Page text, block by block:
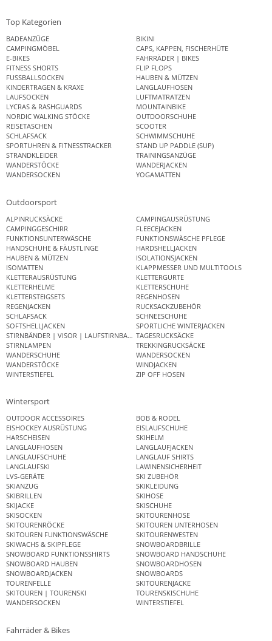
Top Kategorien
BADEANZÜGE
BIKINI
CAMPINGMÖBEL
CAPS, KAPPEN, FISCHERHÜTE
E-BIKES
FAHRRÄDER | BIKES
FITNESS SHORTS
FLIP FLOPS
FUSSBALLSOCKEN
HAUBEN & MÜTZEN
KINDERTRAGEN & KRAXE
LANGLAUFHOSEN
LAUFSOCKEN
LUFTMATRATZEN
LYCRAS & RASHGUARDS
MOUNTAINBIKE
NORDIC WALKING STÖCKE
OUTDOORSCHUHE
REISETASCHEN
SCOOTER
SCHLAFSACK
SCHWIMMSCHUHE
SPORTUHREN & FITNESSTRACKER
STAND UP PADDLE (SUP)
STRANDKLEIDER
TRAININGSANZÜGE
WANDERSTÖCKE
WANDERJACKEN
WANDERSOCKEN
YOGAMATTEN
Outdoorsport
ALPINRUCKSÄCKE
CAMPINGAUSRÜSTUNG
CAMPINGGESCHIRR
FLEECEJACKEN
FUNKTIONSUNTERWÄSCHE
FUNKTIONSWÄSCHE PFLEGE
HANDSCHUHE & FÄUSTLINGE
HARDSHELLJACKEN
HAUBEN & MÜTZEN
ISOLATIONSJACKEN
ISOMATTEN
KLAPPMESSER UND MULTITOOLS
KLETTERAUSRÜSTUNG
KLETTERGURTE
KLETTERHELME
KLETTERSCHUHE
KLETTERSTEIGSETS
REGENHOSEN
REGENJACKEN
RUCKSACKZUBEHÖR
SCHLAFSACK
SCHNEESCHUHE
SOFTSHELLJACKEN
SPORTLICHE WINTERJACKEN
STIRNBÄNDER | VISOR | LAUFSTIRNBANDTAGESRUCKSÄCKE
STIRNLAMPEN
TREKKINGRUCKSÄCKE
WANDERSCHUHE
WANDERSOCKEN
WANDERSTÖCKE
WINDJACKEN
WINTERSTIEFEL
ZIP OFF HOSEN
Wintersport
OUTDOOR ACCESSOIRES
BOB & RODEL
EISHOCKEY AUSRÜSTUNG
EISLAUFSCHUHE
HARSCHEISEN
SKIHELM
LANGLAUFHOSEN
LANGLAUFJACKEN
LANGLAUFSCHUHE
LANGLAUF SHIRTS
LANGLAUFSKI
LAWINENSICHERHEIT
LVS-GERÄTE
SKI ZUBEHÖR
SKIANZUG
SKIKLEIDUNG
SKIBRILLEN
SKIHOSE
SKIJACKE
SKISCHUHE
SKISOCKEN
SKITOURENHOSE
SKITOURENRÖCKE
SKITOUREN UNTERHOSEN
SKITOUREN FUNKTIONSWÄSCHE
SKITOURENWESTEN
SKIWACHS & SKIPFLEGE
SNOWBOARDBRILLE
SNOWBOARD FUNKTIONSSHIRTS
SNOWBOARD HANDSCHUHE
SNOWBOARD HAUBEN
SNOWBOARDHOSEN
SNOWBOARDJACKEN
SNOWBOARDS
TOURENFELLE
SKITOURENJACKE
SKITOUREN | TOURENSKI
TOURENSKISCHUHE
WANDERSOCKEN
WINTERSTIEFEL
Fahrräder & Bikes